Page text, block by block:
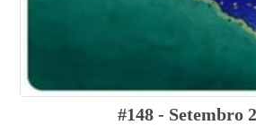
#148 - Setembro